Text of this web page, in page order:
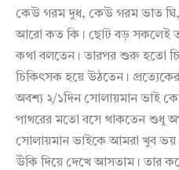
কেউ গরম দুধ, কেউ গরম ভাত
আরো কত কি। ছোট বড় সকলেই
কথা বলতেন। তারপর শুরু হতো
চিকিৎসক হয়ে উঠতেন।
অবশ্য ২/১দিন সোলায়মান ভাই
পাথরের মতো বসে থাকতেন শুধু
সোলায়মান ভাইকে আমরা খুব
উঁকি দিয়ে দেখে আসতাম। তার